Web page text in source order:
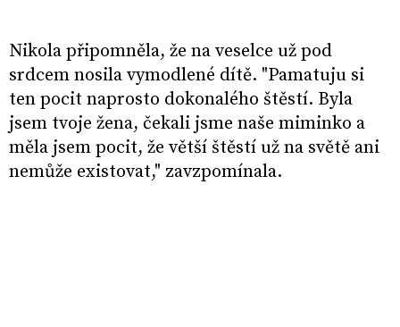
Nikola připomněla, že na veselce už pod
srdcem nosila vymodlené dítě. "Pamatuju si
ten pocit naprosto dokonalého štěstí. Byla
jsem tvoje žena, čekali jsme naše miminko a
měla jsem pocit, že větší štěstí už na světě ani
nemůže existovat," zavzpomínala.